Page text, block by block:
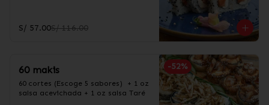
S/ 57.00S/ 116.00
-52%
60 makis
60 cortes (Escoge 5 sabores)  + 1 oz
salsa acevichada + 1 oz salsa Taré